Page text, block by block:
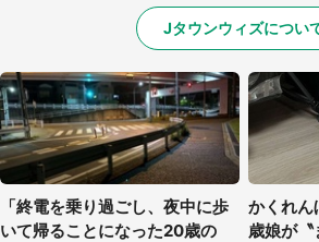
Jタウンウィズについ
「終電を乗り過ごし、夜中に歩
いて帰ることになった20歳の
かくれん
歳娘が